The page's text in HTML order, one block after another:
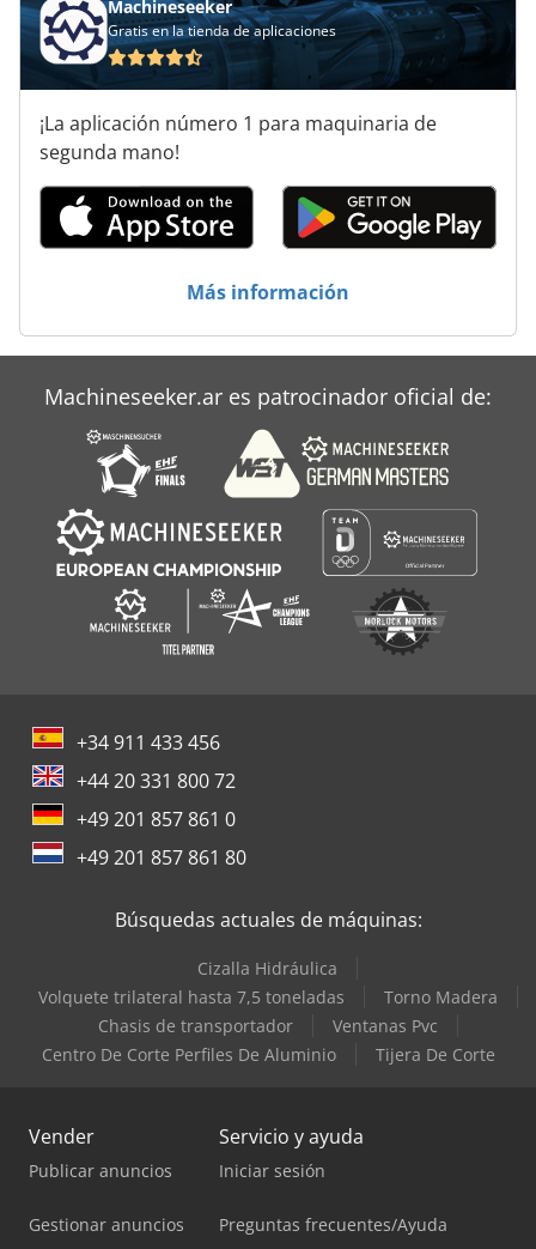
Alzmetall Ax 2/S
Alzmetall Ax 3/S
Alzmetall Ax 3/Sv
Aszx 648
Machineseeker
Gratis en la tienda de aplicaciones
¡La aplicación número 1 para maquinaria de
segunda mano!
Más información
Machineseeker.ar es patrocinador oficial de:
+34 911 433 456
+44 20 331 800 72
+49 201 857 861 0
+49 201 857 861 80
Búsquedas actuales de máquinas:
Cizalla Hidráulica
Volquete trilateral hasta 7,5 toneladas
Torno Madera
Chasis de transportador
Ventanas Pvc
Centro De Corte Perfiles De Aluminio
Tijera De Corte
Vender
Publicar anuncios
Gestionar anuncios
Servicio y ayuda
Iniciar sesión
Preguntas frecuentes/Ayuda